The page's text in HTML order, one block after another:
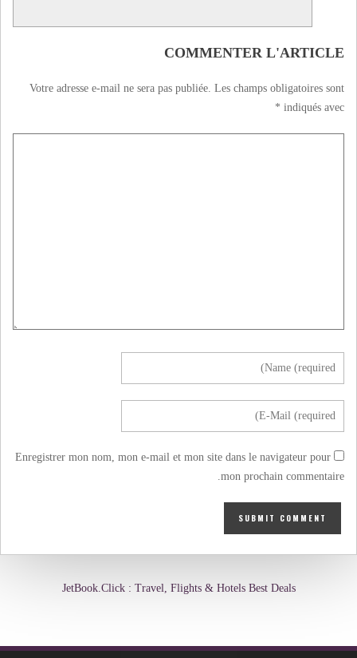
COMMENTER L'ARTICLE
Votre adresse e-mail ne sera pas publiée. Les champs obligatoires sont
indiqués avec
*
Enregistrer mon nom, mon e-mail et mon site dans le navigateur pour
mon prochain commentaire.
JetBook.Click : Travel, Flights & Hotels Best Deals